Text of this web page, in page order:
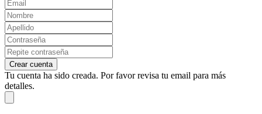
Crear cuenta
Tu cuenta ha sido creada. Por favor revisa tu email para más
detalles.